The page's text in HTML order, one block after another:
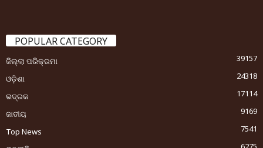
POPULAR CATEGORY
ଜିଲ୍ଲା ପରିକ୍ରମା
39157
ଓଡ଼ିଶା
24318
ଭଦ୍ରକ
17114
ଜାତୀୟ
9169
Top News
7541